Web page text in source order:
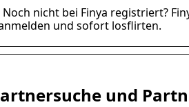
nicht bei Finya registriert?
und sofort losflirten.
und